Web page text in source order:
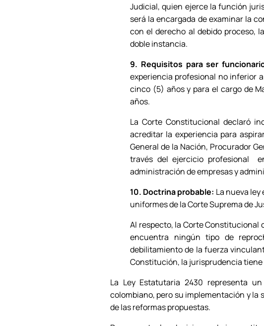
Judicial, quien ejerce la función
será la encargada de examinar la
con el derecho al debido proceso,
doble instancia.
9. Requisitos para ser
experiencia profesional no inferior
cinco (5) años y para el cargo de
años.
La Corte Constitucional declaró
acreditar la experiencia para
General de la Nación, Procurador
través del ejercicio profesional
administración de empresas y
10. Doctrina probable: La nueva
uniformes de la Corte Suprema de
Al respecto, la Corte Constitucional
encuentra ningún tipo de
debilitamiento de la fuerza
Constitución, la jurisprudencia
La Ley Estatutaria 2430 representa
colombiano, pero su implementación y
de las reformas propuestas.